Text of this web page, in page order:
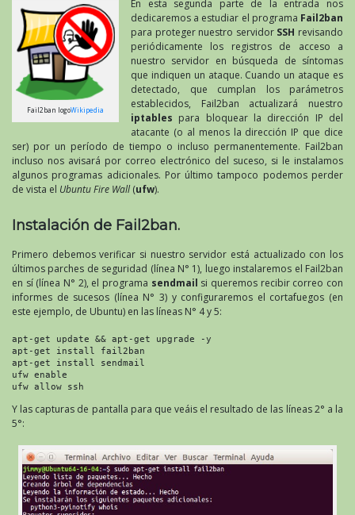
Fail2ban logoWikipedia
En esta segunda parte de la entrada nos
dedicaremos a estudiar el programa Fail2ban
para proteger nuestro servidor SSH revisando
periódicamente los registros de acceso a
nuestro servidor en búsqueda de síntomas
que indiquen un ataque. Cuando un ataque es
detectado, que cumplan los parámetros
establecidos, Fail2ban actualizará nuestro
iptables para bloquear la dirección IP del
atacante (o al menos la dirección IP que dice
ser) por un período de tiempo o incluso permanentemente. Fail2ban
incluso nos avisará por correo electrónico del suceso, si le instalamos
algunos programas adicionales. Por último tampoco podemos perder
de vista el Ubuntu Fire Wall(ufw).
Instalación de Fail2ban.
Primero debemos verificar si nuestro servidor está actualizado con los
últimos parches de seguridad (línea N° 1), luego instalaremos el Fail2ban
en sí (línea N° 2), el programa sendmail si queremos recibir correo con
informes de sucesos (línea N° 3) y configuraremos el cortafuegos (en
este ejemplo, de Ubuntu) en las líneas N° 4 y 5:
apt-get update && apt-get upgrade -y
apt-get install fail2ban
apt-get install sendmail
ufw enable
ufw allow ssh
Y las capturas de pantalla para que veáis el resultado de las líneas 2° a la
5°: